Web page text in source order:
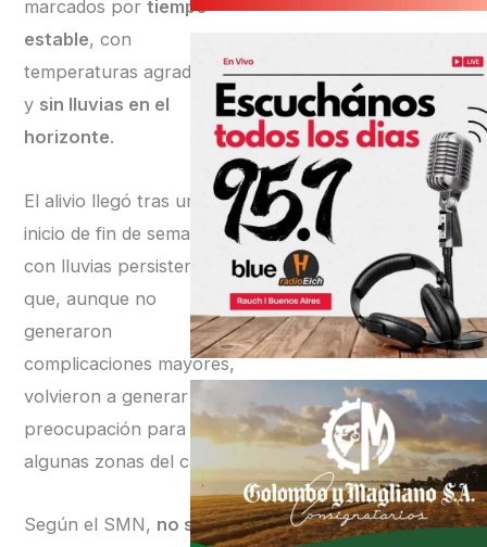
marcados portiempo
estable, con
temperaturas agradables
y sin lluvias en el
horizonte.
El alivio llegó tras un
inicio de fin de semana
con lluvias persistentes
que, aunque no
generaron
complicaciones mayores,
volvieron a generar
preocupación para
algunas zonas del campo.
Según el SMN, no se